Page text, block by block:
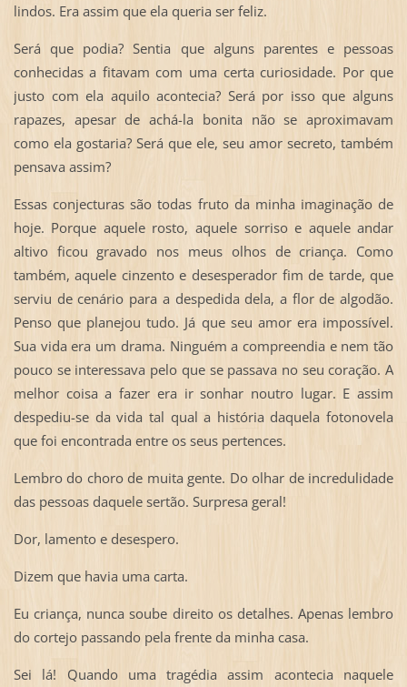
lindos. Era assim que ela queria ser feliz.
Será que podia? Sentia que alguns parentes e pessoas
conhecidas a fitavam com uma certa curiosidade. Por que
justo com ela aquilo acontecia? Será por isso que alguns
rapazes, apesar de achá-la bonita não se aproximavam
como ela gostaria? Será que ele, seu amor secreto, também
pensava assim?
Essas conjecturas são todas fruto da minha imaginação de
hoje. Porque aquele rosto, aquele sorriso e aquele andar
altivo ficou gravado nos meus olhos de criança. Como
também, aquele cinzento e desesperador fim de tarde, que
serviu de cenário para a despedida dela, a flor de algodão.
Penso que planejou tudo. Já que seu amor era impossível.
Sua vida era um drama. Ninguém a compreendia e nem tão
pouco se interessava pelo que se passava no seu coração. A
melhor coisa a fazer era ir sonhar noutro lugar. E assim
despediu-se da vida tal qual a história daquela fotonovela
que foi encontrada entre os seus pertences.
Lembro do choro de muita gente. Do olhar de incredulidade
das pessoas daquele sertão. Surpresa geral!
Dor, lamento e desespero.
Dizem que havia uma carta.
Eu criança, nunca soube direito os detalhes. Apenas lembro
do cortejo passando pela frente da minha casa.
Sei lá! Quando uma tragédia assim acontecia naquele